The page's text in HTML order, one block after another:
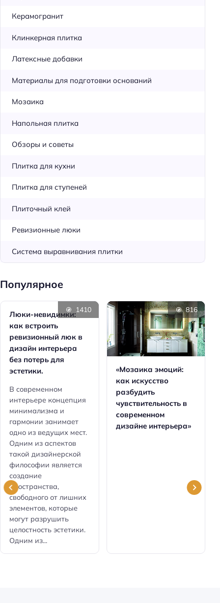
Керамогранит
Клинкерная плитка
Латексные добавки
Материалы для подготовки оснований
Мозаика
Напольная плитка
Обзоры и советы
Плитка для кухни
Плитка для ступеней
Плиточный клей
Ревизионные люки
Система выравнивания плитки
Популярное
Люки-невидимки:
как встроить
ревизионный люк в
дизайн интерьера
без потерь для
эстетики.
В современном
интерьере концепция
минимализма и
гармонии занимает
одно из ведущих мест.
Одним из аспектов
такой дизайнерской
философии является
создание
пространства,
свободного от лишних
элементов, которые
могут разрушить
целостность эстетики.
Одним из...
1410
«Мозаика эмоций:
как искусство
разбудить
чувствительность в
современном
дизайне интерьера»
816